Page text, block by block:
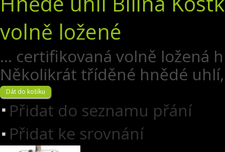
volně ložené
... certifikovaná volně ložená
Několikrát tříděné hnědé
Přidat do seznamu přání
Přidat ke srovnání